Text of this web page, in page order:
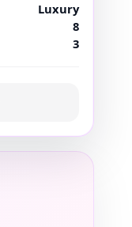
Luxury
8
3